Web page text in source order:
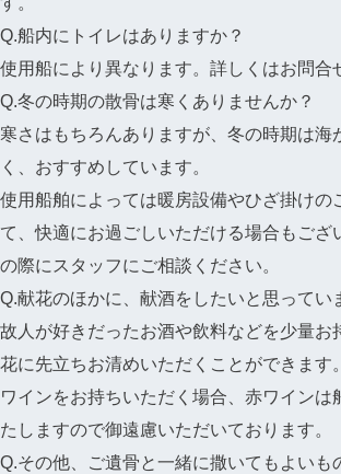
Q.船内にトイレはありますか？
使用船により異なります。詳しくはお問合
Q.冬の時期の散骨は寒くありませんか？
寒さはもちろんありますが、冬の時期は海
く、おすすめしています。
使用船舶によっては暖房設備やひざ掛けの
て、快適にお過ごしいただける場合もござ
の際にスタッフにご相談ください。
Q.献花のほかに、献酒をしたいと思って
故人が好きだったお酒や飲料などを少量お
花に先立ちお清めいただくことができます。
ワインをお持ちいただく場合、赤ワインは
たしますので御遠慮いただいております。
Q.その他、ご遺骨と一緒に撒いてもよいも